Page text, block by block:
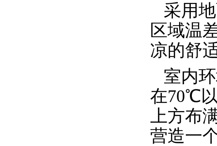
采用
区域温
凉的舒
室内
在70℃
上方布
营造一